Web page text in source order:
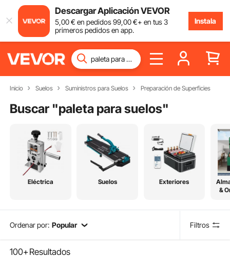
Descargar Aplicación VEVOR
5,00€ en pedidos99,00€+ en tus 3
primeros pedidos en app.
Instala
Inicio Suelos Suministros para Suelos Preparación de Superficies
Buscar "paleta para suelos"
Eléctrica Suelos Exteriores
&
Ordenar por: Popular Filtros
100+Resultados